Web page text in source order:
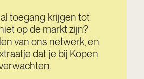
toegang krijgen tot
op de markt zijn?
van ons netwerk, en
dat je bij Kopen